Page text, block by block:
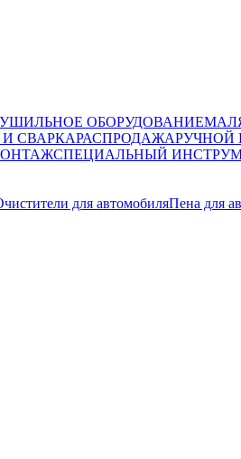
ОБОРУДОВАНИЕ
СВАРКАРАСПРОДАЖАРУЧНОЙ
СПЕЦИАЛЬНЫЙ
для автомобиляПена для